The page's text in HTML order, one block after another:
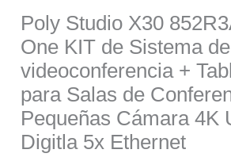
Poly Studio X30
One KIT de Sistema de
videoconferencia +
para Salas de
Pequeñas Cámara 4K
Digitla 5x Ethernet